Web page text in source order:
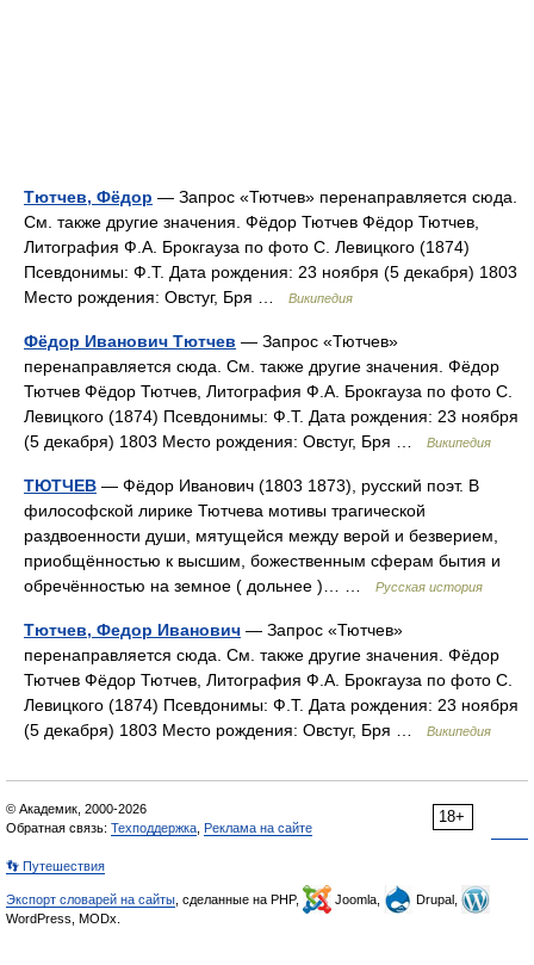
Тютчев, Фёдор — Запрос «Тютчев» перенаправляется сюда.
Cм. также другие значения. Фёдор Тютчев Фёдор Тютчев,
Литография Ф.А. Брокгауза по фото С. Левицкого (1874)
Псевдонимы: Ф.Т. Дата рождения: 23 ноября (5 декабря) 1803
Место рождения: Овстуг, Бря …
Википедия
Фёдор Иванович Тютчев — Запрос «Тютчев»
перенаправляется сюда. Cм. также другие значения. Фёдор
Тютчев Фёдор Тютчев, Литография Ф.А. Брокгауза по фото С.
Левицкого (1874) Псевдонимы: Ф.Т. Дата рождения: 23 ноября
(5 декабря) 1803 Место рождения: Овстуг, Бря …
Википедия
ТЮТЧЕВ — Фёдор Иванович (1803 1873), русский поэт. В
философской лирике Тютчева мотивы трагической
раздвоенности души, мятущейся между верой и безверием,
приобщённостью к высшим, божественным сферам бытия и
обречённостью на земное ( дольнее )… …
Русская история
Тютчев, Федор Иванович — Запрос «Тютчев»
перенаправляется сюда. Cм. также другие значения. Фёдор
Тютчев Фёдор Тютчев, Литография Ф.А. Брокгауза по фото С.
Левицкого (1874) Псевдонимы: Ф.Т. Дата рождения: 23 ноября
(5 декабря) 1803 Место рождения: Овстуг, Бря …
Википедия
18+
© Академик, 2000-2026
Обратная связь: Техподдержка Реклама на сайте
👣 Путешествия
Экспорт словарей на сайты , сделанные на PHP, Joomla,
Drupal,
WordPress, MODx.